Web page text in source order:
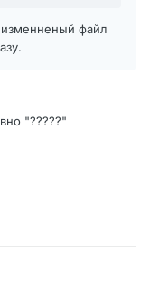
файл
"?????"